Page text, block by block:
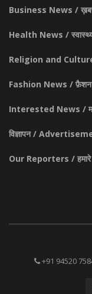
Business News / ख़बर
Health News / स्वास्थ्य
Religion and Culture
Fashion News / फ़ैशन
Interested News /
विज्ञापन /
Our Reporters / हमारे
+91 94520